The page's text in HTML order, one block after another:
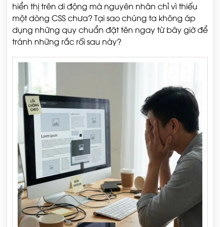
hiển thị trên di động mà nguyên nhân chỉ vì thiếu
một dòng CSS chưa? Tại sao chúng ta không áp
dụng những quy chuẩn đặt tên ngay từ bây giờ để
tránh những rắc rối sau này?